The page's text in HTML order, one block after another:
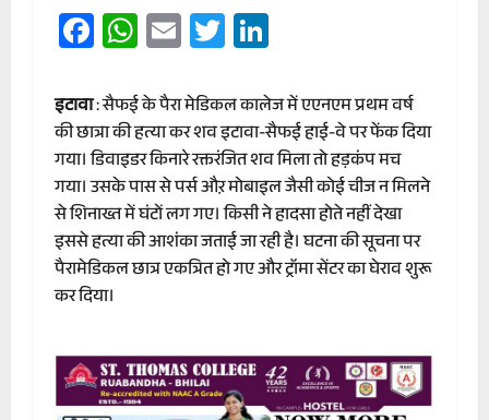
Facebook
WhatsApp
EmailTwitter
इटावा: सैफई के पैरा मेडिकल कालेज में एएनएम प्रथम वर्ष
की छात्रा की हत्या कर शव इटावा-सैफई हाई-वे पर फेंक दिया
गया। डिवाइडर किनारे रक्तरंजित शव मिला तो हड़कंप मच
गया। उसके पास से पर्स औऱ मोबाइल जैसी कोई चीज न मिलने
से शिनाख्त में घंटों लग गए। किसी ने हादसा होते नहीं देखा
इससे हत्या की आशंका जताई जा रही है। घटना की सूचना पर
पैरामेडिकल छात्र एकत्रित हो गए और ट्रॉमा सेंटर का घेराव शुरू
कर दिया।